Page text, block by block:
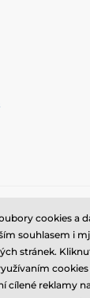
cookies a
souhlasem i
stránek.
cílené reklamy